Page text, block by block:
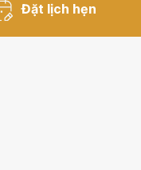
Đặt lịch hẹn